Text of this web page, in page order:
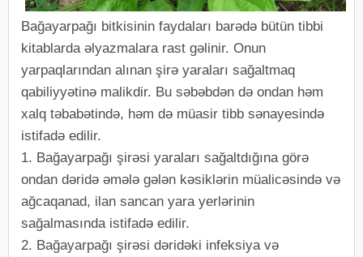
Bağayarpağı bitkisinin faydaları barədə bütün tibbi
kitablarda əlyazmalara rast gəlinir. Onun
yarpaqlarından alınan şirə yaraları sağaltmaq
qabiliyyətinə malikdir. Bu səbəbdən də ondan həm
xalq təbabətində, həm də müasir tibb sənayesində
istifadə edilir.
1. Bağayarpağı şirəsi yaraları sağaltdığına görə
ondan dəridə əmələ gələn kəsiklərin müalicəsində və
ağcaqanad, ilan sancan yara yerlərinin
sağalmasında istifadə edilir.
2. Bağayarpağı şirəsi dəridəki infeksiya və